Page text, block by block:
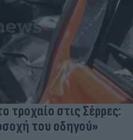
τροχαίο στις Σέρρες:
του οδηγού»